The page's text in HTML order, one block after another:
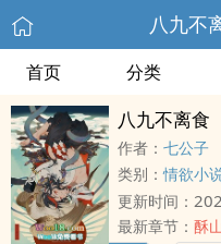
八九不
首页 分类
八九不离食
作者： 七公子
类别：情欲小
更新时间：
最新章节： 酥